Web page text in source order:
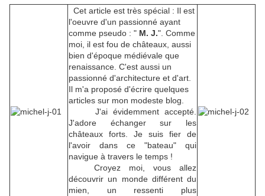
Cet article est très spécial : Il est
l'oeuvre d'un passionné ayant
comme pseudo : " M. J.". Comme
moi, il est fou de châteaux, aussi
bien d'époque médiévale que
renaissance. C'est aussi un
passionné d'architecture et d'art.
Il m'a proposé d'écrire quelques
articles sur mon modeste blog.
J'ai évidemment accepté.
J'adore échanger sur les
châteaux forts. Je suis fier de
l'avoir dans ce "bateau" qui
navigue à travers le temps !
Croyez moi, vous allez
découvrir un monde différent du
mien, un ressenti plus